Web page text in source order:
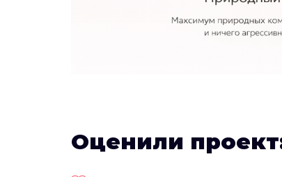
Оценили